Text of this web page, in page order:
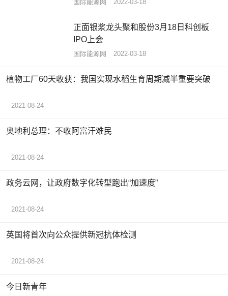
国际能源网 2022-03-18
正面银浆龙头聚和股份3月18日科创板
IPO上会
国际能源网 2022-03-18
植物工厂60天收获：我国实现水稻生育周期减半重要突破
2021-08-24
奥地利总理：不收阿富汗难民
2021-08-24
政务云网，让政府数字化转型跑出“加速度”
2021-08-24
英国将首次向公众提供新冠抗体检测
2021-08-24
今日新青年